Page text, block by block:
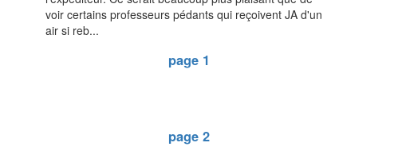
voir certains professeurs pédants qui reçoivent JA d'un
air si reb...
page 1
page 2